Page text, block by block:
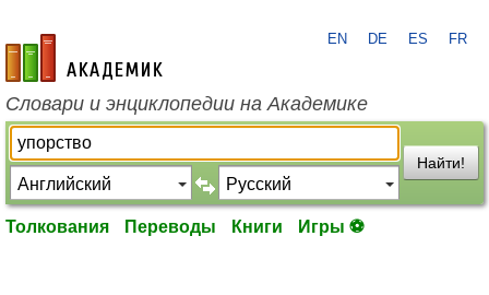
academic.ru
EN DE ES FR
Словари и энциклопедии на Академике
Найти!
Толкования Переводы Книги Игры ⚽